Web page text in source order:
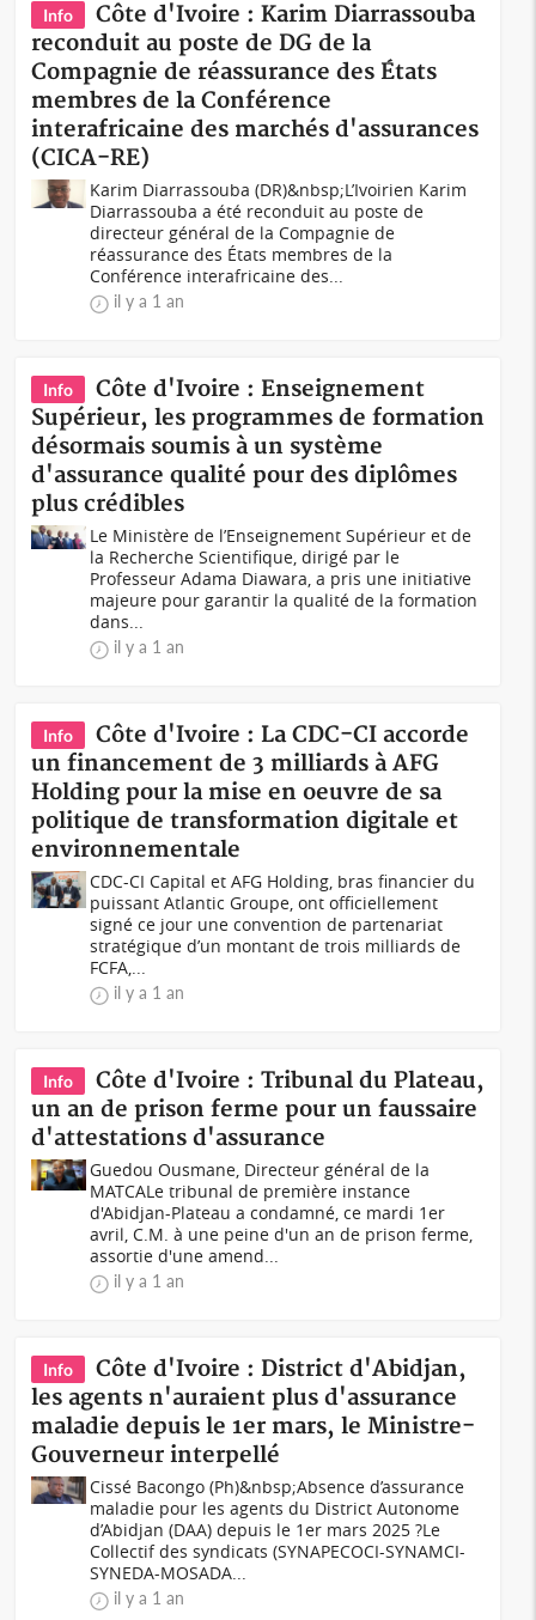
Info
Côte d'Ivoire : Karim Diarrassouba
reconduit au poste de DG de la
Compagnie de réassurance des États
membres de la Conférence
interafricaine des marchés d'assurances
(CICA-RE)
Karim Diarrassouba (DR)&nbsp;L’Ivoirien Karim
Diarrassouba a été reconduit au poste de
directeur général de la Compagnie de
réassurance des États membres de la
Conférence interafricaine des...
il y a 1 an
Info
Côte d'Ivoire : Enseignement
Supérieur, les programmes de formation
désormais soumis à un système
d'assurance qualité pour des diplômes
plus crédibles
Le Ministère de l’Enseignement Supérieur et de
la Recherche Scientifique, dirigé par le
Professeur Adama Diawara, a pris une initiative
majeure pour garantir la qualité de la formation
dans...
il y a 1 an
Info
Côte d'Ivoire : La CDC-CI accorde
un financement de 3 milliards à AFG
Holding pour la mise en oeuvre de sa
politique de transformation digitale et
environnementale
CDC-CI Capital et AFG Holding, bras financier du
puissant Atlantic Groupe, ont officiellement
signé ce jour une convention de partenariat
stratégique d’un montant de trois milliards de
FCFA,...
il y a 1 an
Info
Côte d'Ivoire : Tribunal du Plateau,
un an de prison ferme pour un faussaire
d'attestations d'assurance
Guedou Ousmane, Directeur général de la
MATCALe tribunal de première instance
d'Abidjan-Plateau a condamné, ce mardi 1er
avril, C.M. à une peine d'un an de prison ferme,
assortie d'une amend...
il y a 1 an
Info
Côte d'Ivoire : District d'Abidjan,
les agents n'auraient plus d'assurance
maladie depuis le 1er mars, le Ministre-
Gouverneur interpellé
Cissé Bacongo (Ph)&nbsp;Absence d’assurance
maladie pour les agents du District Autonome
d’Abidjan (DAA) depuis le 1er mars 2025 ?Le
Collectif des syndicats (SYNAPECOCI-SYNAMCI-
SYNEDA-MOSADA...
il y a 1 an